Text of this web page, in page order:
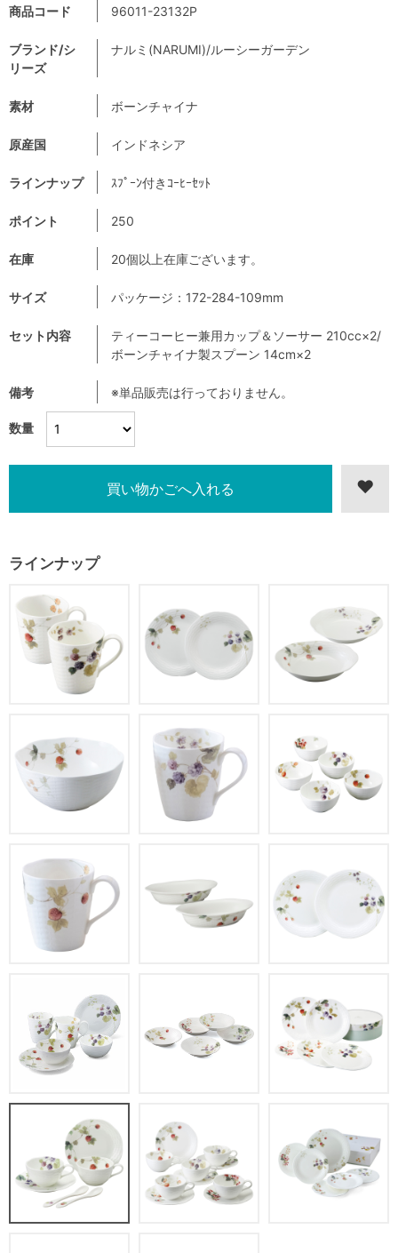
数量
商品コード 96011-23132P
ブランド/シ
リーズ
ナルミ(NARUMI)/ルーシーガーデン
素材 ボーンチャイナ
原産国 インドネシア
ラインナップ ｽﾌﾟｰﾝ付きｺｰﾋｰｾｯﾄ
ポイント 250
在庫 20個以上在庫ございます。
サイズ パッケージ：172-284-109mm
セット内容
ティーコーヒー兼用カップ＆ソーサー 210cc×2/
ボーンチャイナ製スプーン 14cm×2
備考 ※単品販売は行っておりません。
ラインナップ